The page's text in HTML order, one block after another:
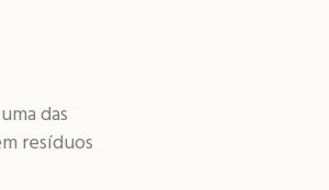
das
resíduos